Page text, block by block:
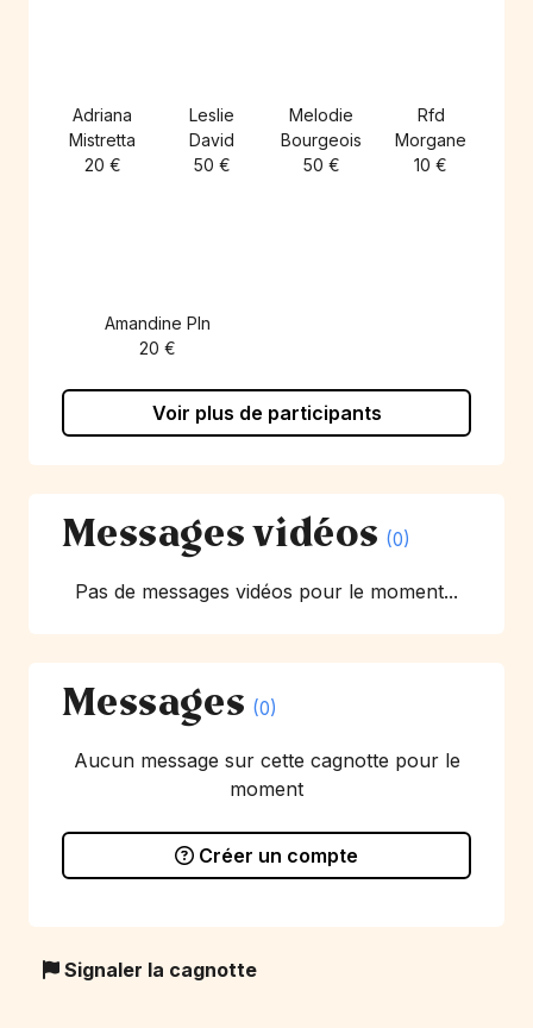
Adriana
Mistretta
20 €
Leslie
David
50 €
Melodie
Bourgeois
50 €
Rfd
Morgane
10 €
Amandine Pln
20 €
Voir plus de participants
Messages vidéos (0)
Pas de messages vidéos pour le moment...
Messages (0)
Aucun message sur cette cagnotte pour le
moment
Créer un compte
Signaler la cagnotte